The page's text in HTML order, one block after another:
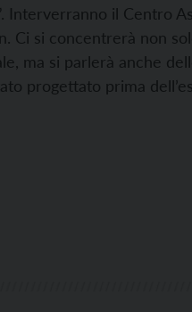
il Centro
Ci si concentrerà non
ma si parlerà anche
progettato prima